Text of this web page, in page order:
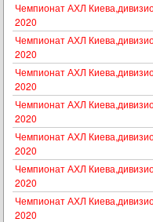
Чемпионат АХЛ
2020
Чемпионат АХЛ
2020
Чемпионат АХЛ
2020
Чемпионат АХЛ
2020
Чемпионат АХЛ
2020
Чемпионат АХЛ
2020
Чемпионат АХЛ
2020